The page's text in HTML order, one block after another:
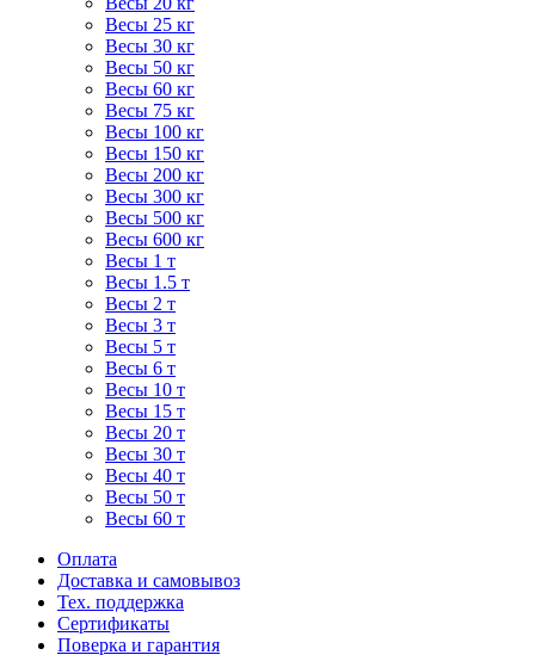
Весы 25 кг
Весы 30 кг
Весы 50 кг
Весы 60 кг
Весы 75 кг
Весы 100 кг
Весы 150 кг
Весы 200 кг
Весы 300 кг
Весы 500 кг
Весы 600 кг
Весы 1 т
Весы 1.5 т
Весы 2 т
Весы 3 т
Весы 5 т
Весы 6 т
Весы 10 т
Весы 15 т
Весы 20 т
Весы 30 т
Весы 40 т
Весы 50 т
Весы 60 т
Оплата
Доставка и самовывоз
Тех. поддержка
Сертификаты
Поверка и гарантия